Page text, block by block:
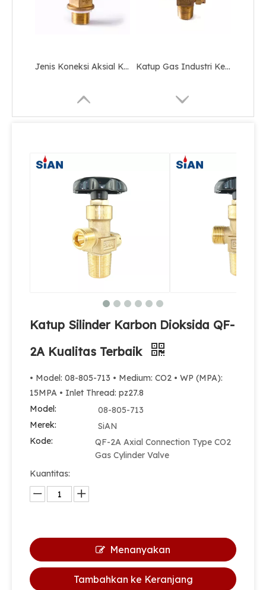
Katup Gas Industri Keselamatan Regulator CO2 Katup Silinder Gas Kontrol Flap Tipe Co2 yang Dapat Dipindahkan
Katup Silinder Gas Keselamatan Tipe Koneksi Aksial Katup Silinder Gas Co2 Tipe Koneksi Aksial
Katup Silinder Karbon Dioksida QF-
2A Kualitas Terbaik
• Model: 08-805-713 • Medium: CO2 • WP (MPA):
15MPA • Inlet Thread: pz27.8
Model:
08-805-713
Merek:
SiAN
Kode:
QF-2A Axial Connection Type CO2
Gas Cylinder Valve
Kuantitas:
Menanyakan
Tambahkan ke Keranjang